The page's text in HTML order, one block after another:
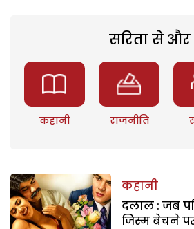
सरिता से और
कहानी राजनीति
कहानी
दलाल : जब
जिस्म बेचने